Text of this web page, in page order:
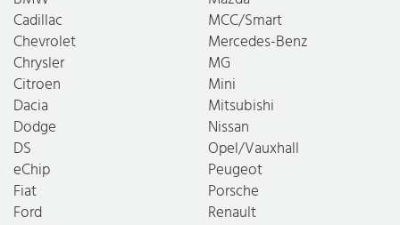
Cadillac
Chevrolet
Chrysler
Citroen
Dacia
Dodge
DS
eChip
Fiat
Ford
MCC/Smart
Mercedes-Benz
MG
Mini
Mitsubishi
Nissan
Opel/Vauxhall
Peugeot
Porsche
Renault